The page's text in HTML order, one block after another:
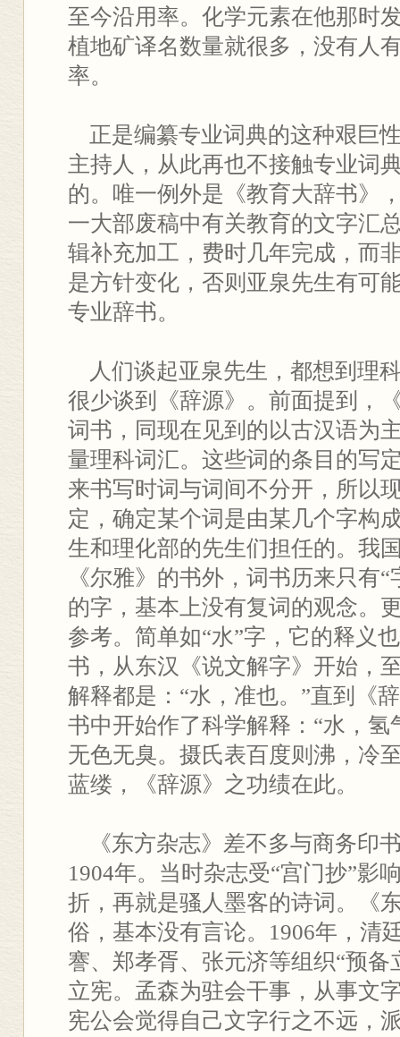
至今沿用率。化学元素在他那时
植地矿译名数量就很多，没有人
率。
正是编纂专业词典的这种艰巨
主持人，从此再也不接触专业词
的。唯一例外是《教育大辞书》
一大部废稿中有关教育的文字汇
辑补充加工，费时几年完成，而
是方针变化，否则亚泉先生有可
专业辞书。
人们谈起亚泉先生，都想到理
很少谈到《辞源》。前面提到，
词书，同现在见到的以古汉语为
量理科词汇。这些词的条目的写
来书写时词与词间不分开，所以
定，确定某个词是由某几个字构
生和理化部的先生们担任的。我
《尔雅》的书外，词书历来只有
的字，基本上没有复词的观念。
参考。简单如“水”字，它的释义
书，从东汉《说文解字》开始，
解释都是：“水，准也。”直到《
书中开始作了科学解释：“水，
无色无臭。摄氏表百度则沸，冷
蓝缕，《辞源》之功绩在此。
《东方杂志》差不多与商务印
1904年。当时杂志受“宫门抄”影
折，再就是骚人墨客的诗词。《
俗，基本没有言论。1906年，清
謇、郑孝胥、张元济等组织“预备
立宪。孟森为驻会干事，从事文
宪公会觉得自己文字行之不远，